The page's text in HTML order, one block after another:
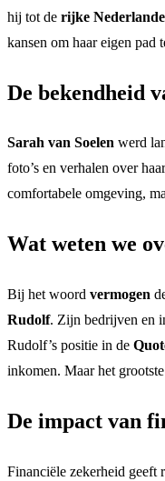
hij tot de rijke
kansen om haar eigen pad
De bekendheid
Sarah van Soelen werd
foto’s en verhalen over
comfortabele omgeving,
Wat weten we
Bij het woord vermogen
Rudolf. Zijn bedrijven en
Rudolf’s positie in de
inkomen. Maar het
De impact van
Financiële zekerheid geeft